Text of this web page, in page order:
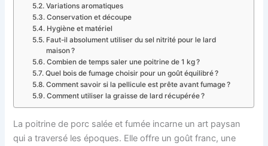
Variations aromatiques
Conservation et découpe
Hygiène et matériel
Faut-il absolument utiliser du sel nitrité pour le lard
maison ?
Combien de temps saler une poitrine de 1 kg ?
Quel bois de fumage choisir pour un goût équilibré ?
Comment savoir si la pellicule est prête avant fumage ?
Comment utiliser la graisse de lard récupérée ?
La poitrine de porc salée et fumée incarne un art paysan
qui a traversé les époques. Elle offre un goût franc, une